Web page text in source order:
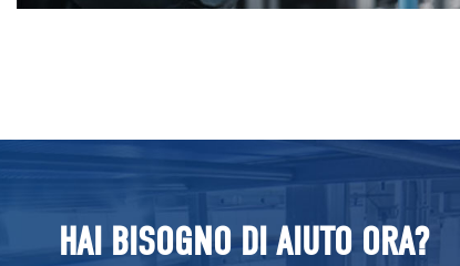
HAI BISOGNO DI AIUTO ORA?